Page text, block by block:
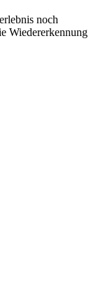
noch
Wiedererkennung